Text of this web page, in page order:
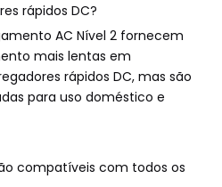
rápidos DC?
AC Nível 2 fornecem
mais lentas em
rápidos DC, mas são
para uso doméstico e
compatíveis com todos os